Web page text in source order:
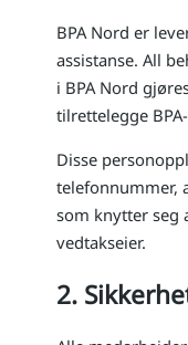
BPA Nord er
assistanse. All
i BPA Nord
tilrettelegge
Disse
telefonnummer,
som knytter seg
vedtakseier.
2.